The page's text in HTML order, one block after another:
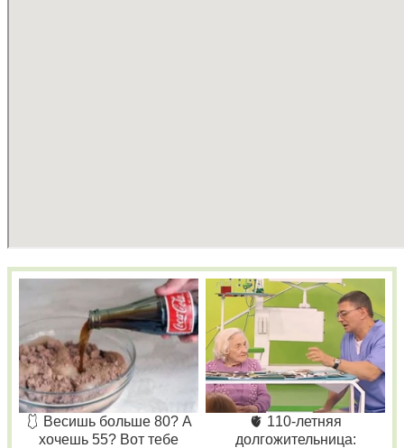
🩱 Весишь больше 80? А
хочешь 55? Вот тебе
🫀 110-летняя
долгожительница: